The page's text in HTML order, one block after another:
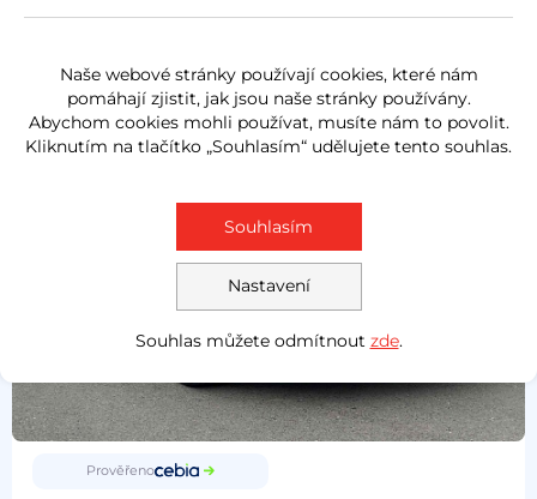
Prověřeno
Naše webové stránky používají cookies, které nám
pomáhají zjistit, jak jsou naše stránky používány.
Abychom cookies mohli používat, musíte nám to povolit.
Kliknutím na tlačítko „Souhlasím“ udělujete tento souhlas.
Nastavení
Souhlasím
Souhlas můžete odmítnout zde.